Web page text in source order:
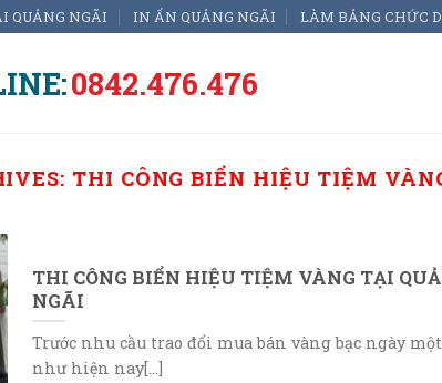
QUẢNG NGÃI IN ẤN QUẢNG NGÃI LÀM BẢNG CHỨC
0842.476.476
THI CÔNG BIỂN HIỆU TIỆM
THI CÔNG BIỂN HIỆU TIỆM VÀNG TẠI
NGÃI
Trước nhu cầu trao đổi mua bán vàng bạc ngày một
như hiện nay[...]